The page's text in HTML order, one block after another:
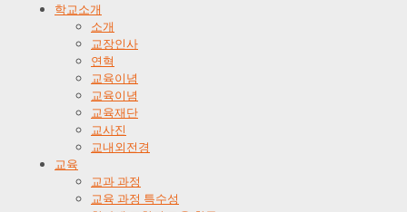
학교소개
소개
교장인사
연혁
교육이념
교육이념
교육재단
교사진
교내외전경
교육
교과 과정
교육 과정 특수성